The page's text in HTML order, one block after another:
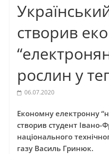
створив
рослин у
06.07.2020
Економну електронну
створив студент Івано-
національного
газу Василь Гринюк.